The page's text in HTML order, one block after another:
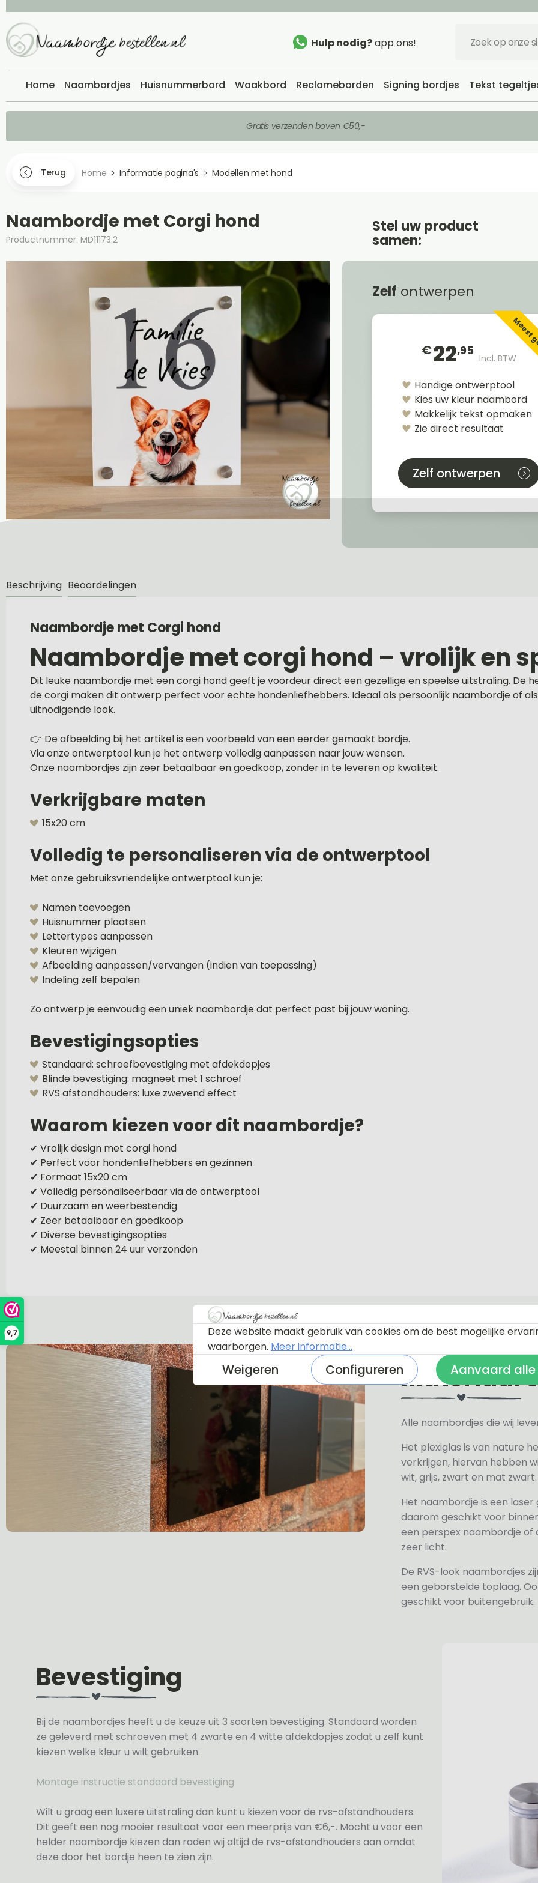
9,7
Hulp nodig?app ons!
Home Naambordjes Huisnummerbord Waakbord Reclameborden Signing bordjes Tekst
Gratis verzenden boven €50,-
Terug Home Informatie pagina's Modellen met hond
Naambordje met Corgi hond
Productnummer: MD11173.2
Stel uw product
samen:
Zelf ontwerpen
€22,95
Incl. BTW
Handige ontwerptool
Kies uw kleur naambord
Makkelijk tekst opmaken
Zie direct resultaat
Zelf ontwerpen
Beschrijving Beoordelingen
Naambordje met Corgi hond
Naambordje met corgi hond – vrolijk en
Dit leuke naambordje met een corgi hond geeft je voordeur direct een gezellige en speelse uitstraling. De
de corgi maken dit ontwerp perfect voor echte hondenliefhebbers. Ideaal als persoonlijk naambordje of
uitnodigende look.
👉 De afbeelding bij het artikel is een voorbeeld van een eerder gemaakt bordje.
Via onze ontwerptool kun je het ontwerp volledig aanpassen naar jouw wensen.
Onze naambordjes zijn zeer betaalbaar en goedkoop, zonder in te leveren op kwaliteit.
Verkrijgbare maten
15x20 cm
Volledig te personaliseren via de ontwerptool
Met onze gebruiksvriendelijke ontwerptool kun je:
Namen toevoegen
Huisnummer plaatsen
Lettertypes aanpassen
Kleuren wijzigen
Afbeelding aanpassen/vervangen (indien van toepassing)
Indeling zelf bepalen
Zo ontwerp je eenvoudig een uniek naambordje dat perfect past bij jouw woning.
Bevestigingsopties
Standaard: schroefbevestiging met afdekdopjes
Blinde bevestiging: magneet met 1 schroef
RVS afstandhouders: luxe zwevend effect
Waarom kiezen voor dit naambordje?
✔ Vrolijk design met corgi hond
✔ Perfect voor hondenliefhebbers en gezinnen
✔ Formaat 15x20 cm
✔ Volledig personaliseerbaar via de ontwerptool
✔ Duurzaam en weerbestendig
✔ Zeer betaalbaar en goedkoop
✔ Diverse bevestigingsopties
✔ Meestal binnen 24 uur verzonden
Materiaal
Alle naambordjes die wij
Het plexiglas is van nature
verkrijgen, hiervan hebben
wit, grijs, zwart en mat zwart.
Het naambordje is een
daarom geschikt voor
een perspex naambordje
zeer licht.
De RVS-look naambordjes
een geborstelde toplaag.
geschikt voor buitengebruik.
Bevestiging
Bij de naambordjes heeft u de keuze uit 3 soorten bevestiging. Standaard worden
ze geleverd met schroeven met 4 zwarte en 4 witte afdekdopjes zodat u zelf kunt
kiezen welke kleur u wilt gebruiken.
Montage instructie standaard bevestiging
Wilt u graag een luxere uitstraling dan kunt u kiezen voor de rvs-afstandhouders.
Dit geeft een nog mooier resultaat voor een meerprijs van €6,-. Mocht u voor een
helder naambordje kiezen dan raden wij altijd de rvs-afstandhouders aan omdat
deze door het bordje heen te zien zijn.
Deze website maakt gebruik van cookies om de best mogelijke
waarborgen. Meer informatie...
Weigeren Configureren Aanvaard